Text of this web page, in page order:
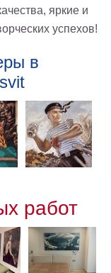
яркие и
успехов!
в
работ